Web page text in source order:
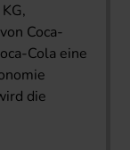
Coca-
Cola eine
die